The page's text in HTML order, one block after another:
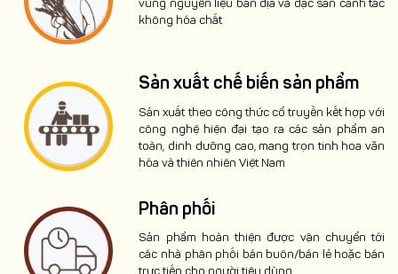
vùng nguyên liệu bản địa và đặc sản canh tác
không hóa chất
Sản xuất chế biến sản phẩm
Sản xuất theo công thức cổ truyền kết hợp với
công nghệ hiện đại tạo ra các sản phẩm an
toàn, dinh dưỡng cao, mang trọn tinh hoa văn
hóa và thiên nhiên Việt Nam
Phân phối
Sản phẩm hoàn thiện được vận chuyển tới
các nhà phân phối bán buôn/bán lẻ hoặc bán
trực tiếp cho người tiêu dùng